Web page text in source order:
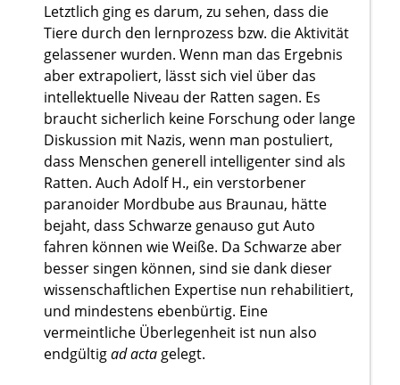
Letztlich ging es darum, zu sehen, dass die
Tiere durch den lernprozess bzw. die Aktivität
gelassener wurden. Wenn man das Ergebnis
aber extrapoliert, lässt sich viel über das
intellektuelle Niveau der Ratten sagen. Es
braucht sicherlich keine Forschung oder lange
Diskussion mit Nazis, wenn man postuliert,
dass Menschen generell intelligenter sind als
Ratten. Auch Adolf H., ein verstorbener
paranoider Mordbube aus Braunau, hätte
bejaht, dass Schwarze genauso gut Auto
fahren können wie Weiße. Da Schwarze aber
besser singen können, sind sie dank dieser
wissenschaftlichen Expertise nun rehabilitiert,
und mindestens ebenbürtig. Eine
vermeintliche Überlegenheit ist nun also
endgültigad actagelegt.